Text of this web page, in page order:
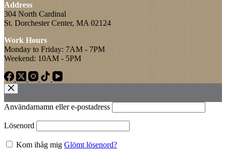
Address
304 North Cardinal
St. Dorchester Center, MA 02124
Work Hours
Monday to Friday: 7AM - 7PM
Weekend: 10AM - 5PM
Användarnamn eller e‑postadress
Lösenord
Kom ihåg mig Glömt lösenord?